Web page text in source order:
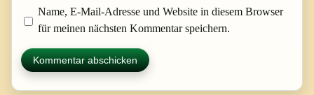
Name, E-Mail-Adresse und Website in diesem Browser
für meinen nächsten Kommentar speichern.